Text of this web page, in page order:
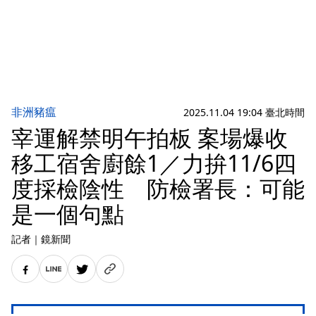
非洲豬瘟 2025.11.04 19:04 臺北時間
宰運解禁明午拍板 案場爆收
移工宿舍廚餘1／力拚11/6四
度採檢陰性 防檢署長：可能
是一個句點
記者 ｜ 鏡新聞